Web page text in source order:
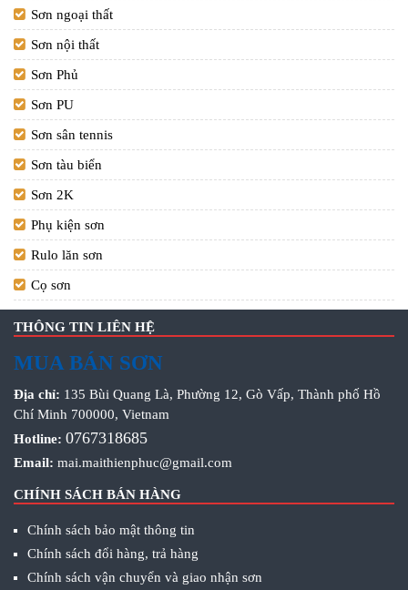
Sơn ngoại thất
Sơn nội thất
Sơn Phủ
Sơn PU
Sơn sân tennis
Sơn tàu biển
Sơn 2K
Phụ kiện sơn
Rulo lăn sơn
Cọ sơn
THÔNG TIN LIÊN HỆ
MUA BÁN SƠN
Địa chỉ: 135 Bùi Quang Là, Phường 12, Gò Vấp, Thành phố Hồ
Chí Minh 700000, Vietnam
Hotline: 0767318685
Email: mai.maithienphuc@gmail.com
CHÍNH SÁCH BÁN HÀNG
Chính sách bảo mật thông tin
Chính sách đổi hàng, trả hàng
Chính sách vận chuyển và giao nhận sơn